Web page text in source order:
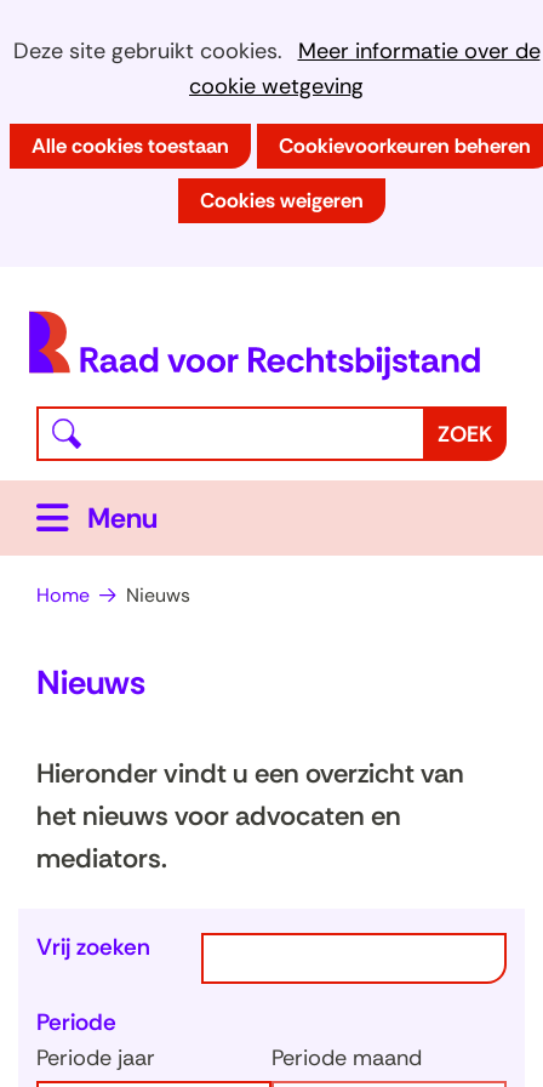
Cookies
Deze site gebruikt cookies.
Meer informatie over de
cookie wetgeving
Hier
het
gebruik
website
worden
toegestaan
Alle cookies toestaan Cookievoorkeuren beheren
Cookies weigeren
naar
de
inhoud
Waar
bent
naar
op
zoek?
ZOEK
Menu
Home Nieuws
Nieuws
Hieronder vindt u een overzicht van
het nieuws voor advocaten en
mediators.
Z
e
k
Z
e
k
Vrij zoeken
Periode
Periode jaar Periode maand